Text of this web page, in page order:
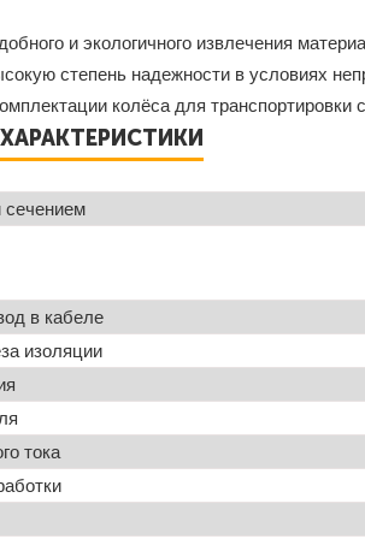
и экологичного извлечения
степень надежности в условиях
колёса для транспортировки
сечением
в кабеле
изоляции
тока